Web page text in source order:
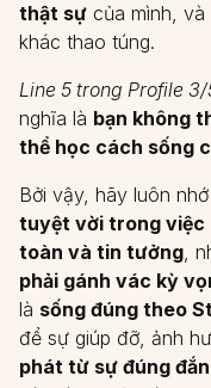
thật sự của mình,
khác thao túng.
Line 5 trong Profile
nghĩa là bạn không
thể học cách sống
Bởi vậy, hãy luôn
tuyệt vời trong việc
toàn và tin tưởng,
phải gánh vác kỳ
là sống đúng theo
để sự giúp đỡ, ảnh
phát từ sự đúng